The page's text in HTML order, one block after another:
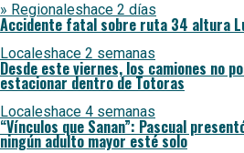
» Regionaleshace 2 días
Accidente fatal sobre ruta 34 altura
Localeshace 2 semanas
Desde este viernes, los camiones no
estacionar dentro de Totoras
Localeshace 4 semanas
“Vínculos que Sanan”: Pascual
ningún adulto mayor esté solo